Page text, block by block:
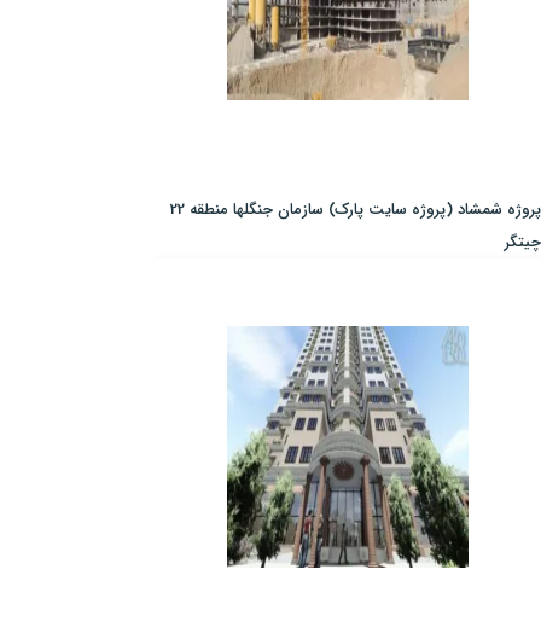
پروژه شمشاد (پروژه سایت پارک) سازمان جنگلها منطقه 22
چیتگر